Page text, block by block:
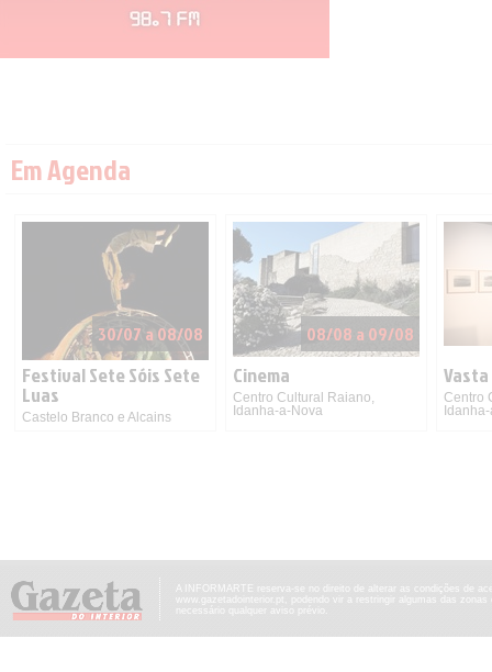
Em Agenda
30/07 a 08/08
Festival Sete Sóis Sete
Luas
Castelo Branco e Alcains
08/08 a 09/08
Cinema
Centro Cultural Raiano,
Idanha-a-Nova
Centro
A INFORMARTE reserva-se no direito de alterar as condições de
www.gazetadointerior.pt, podendo vir a restringir algumas das
necessário qualquer aviso prévio.